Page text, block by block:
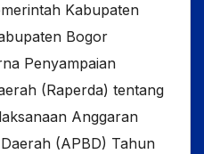
Kabupaten
Bogor
Penyampaian
(Raperda) tentang
Anggaran
(APBD) Tahun